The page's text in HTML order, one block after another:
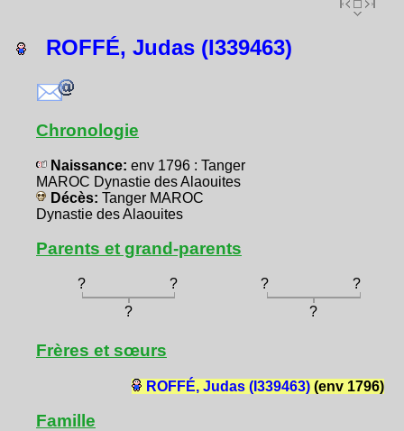
ROFFÉ, Judas (I339463)
Chronologie
Naissance: env 1796 : Tanger
MAROC Dynastie des Alaouites
Décès: Tanger MAROC
Dynastie des Alaouites
Parents et grand-parents
? ? ?
?
?
?
Frères et sœurs
ROFFÉ, Judas (I339463)(env 1796)
Famille